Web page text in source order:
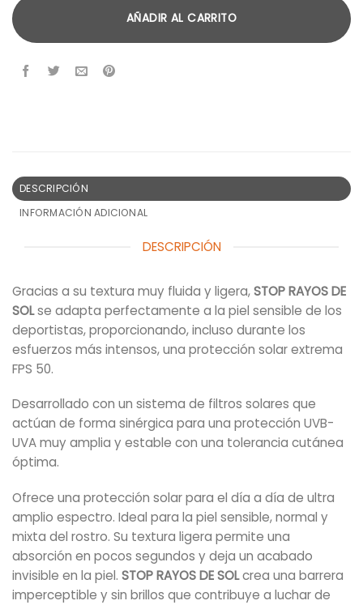
AÑADIR AL CARRITO
DESCRIPCIÓN
INFORMACIÓN ADICIONAL
DESCRIPCIÓN
Gracias a su textura muy fluida y ligera,STOP RAYOS DE
SOLse adapta perfectamente a la piel sensible de los
deportistas, proporcionando, incluso durante los
esfuerzos más intensos, una protección solar extrema
FPS 50.
Desarrollado con un sistema de filtros solares que
actúan de forma sinérgica para una protección UVB-
UVA muy amplia y estable con una tolerancia cutánea
óptima.
Ofrece una protección solar para el día a día de ultra
amplio espectro. Ideal para la piel sensible, normal y
mixta del rostro. Su textura ligera permite una
absorción en pocos segundos y deja un acabado
invisible en la piel. STOP RAYOS DE SOLcrea una barrera
imperceptible y sin brillos que contribuye a luchar de